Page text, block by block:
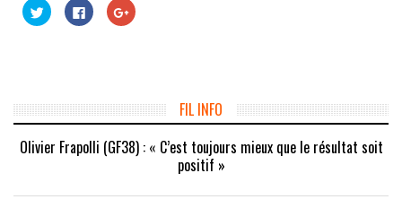
Cliquez
pour
partager
Cliquez
pour
partager
Cliquez
pour
fenêtre)
FIL INFO
Olivier Frapolli (GF38) : « C’est toujours mieux que le résultat soit
positif »